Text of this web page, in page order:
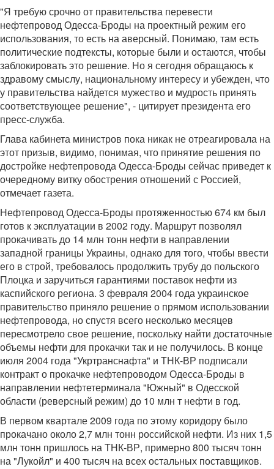
"Я требую срочно от правительства перевести
нефтепровод Одесса-Броды на проектный режим его
использования, то есть на аверсный. Понимаю, там есть
политические подтексты, которые были и остаются, чтобы
заблокировать это решение. Но я сегодня обращаюсь к
здравому смыслу, национальному интересу и убежден, что
у правительства найдется мужество и мудрость принять
соответствующее решение", - цитирует президента его
пресс-служба.
Глава кабинета министров пока никак не отреагировала на
этот призыв, видимо, понимая, что принятие решения по
достройке нефтепровода Одесса-Броды сейчас приведет к
очередному витку обострения отношений с Россией,
отмечает газета.
Нефтепровод Одесса-Броды протяженностью 674 км был
готов к эксплуатации в 2002 году. Маршрут позволял
прокачивать до 14 млн тонн нефти в направлении
западной границы Украины, однако для того, чтобы ввести
его в строй, требовалось продолжить трубу до польского
Плоцка и заручиться гарантиями поставок нефти из
каспийского региона. 3 февраля 2004 года украинское
правительство приняло решение о прямом использовании
нефтепровода, но спустя всего несколько месяцев
пересмотрело свое решение, поскольку найти достаточные
объемы нефти для прокачки так и не получилось. В конце
июля 2004 года "Укртранснафта" и ТНК-ВР подписали
контракт о прокачке нефтепроводом Одесса-Броды в
направлении нефтетерминала "Южный" в Одесской
области (реверсный режим) до 10 млн т нефти в год.
В первом квартале 2009 года по этому коридору было
прокачано около 2,7 млн тонн российской нефти. Из них 1,5
млн тонн пришлось на ТНК-ВР, примерно 800 тысяч тонн
на "Лукойл" и 400 тысяч на всех остальных поставщиков.